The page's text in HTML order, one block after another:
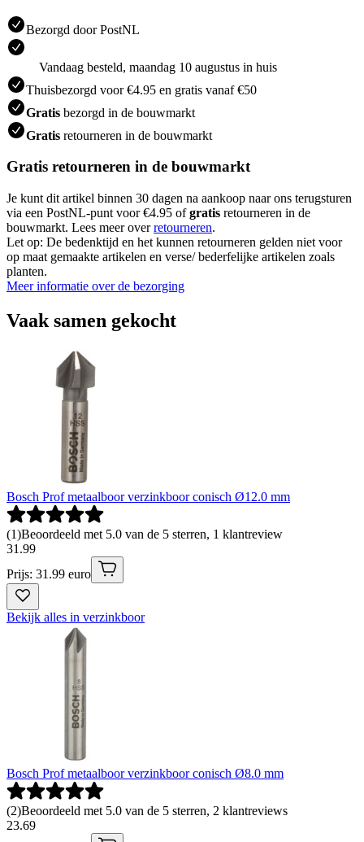
Bezorgd door PostNL
Vandaag besteld, maandag 10 augustus in huis
Thuisbezorgd voor €4.95 en gratis vanaf €50
Gratis bezorgd in de bouwmarkt
Gratis retourneren in de bouwmarkt
Gratis retourneren in de bouwmarkt
Je kunt dit artikel binnen 30 dagen na aankoop naar ons terugsturen
via een PostNL-punt voor €4.95 ofgratis retourneren in de
bouwmarkt. Lees meer overretourneren.
Let op: De bedenktijd en het kunnen retourneren gelden niet voor
op maat gemaakte artikelen en verse/ bederfelijke artikelen zoals
planten.
Meer informatie over de bezorging
Vaak samen gekocht
Bosch Prof metaalboor verzinkboor conisch Ø12.0 mm
(1)Beoordeeld met 5.0 van de 5 sterren, 1 klantreview
31 .99
Prijs: 31.99 euro
Bekijk alles in verzinkboor
Bosch Prof metaalboor verzinkboor conisch Ø8.0 mm
(2)Beoordeeld met 5.0 van de 5 sterren, 2 klantreviews
23.69